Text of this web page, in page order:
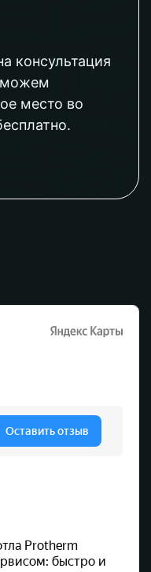
консультация
можем
место во